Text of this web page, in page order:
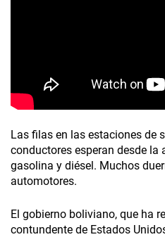
Las filas en las estaciones de
conductores esperan desde la
gasolina y diésel. Muchos
automotores.
El gobierno boliviano, que ha
contundente de Estados